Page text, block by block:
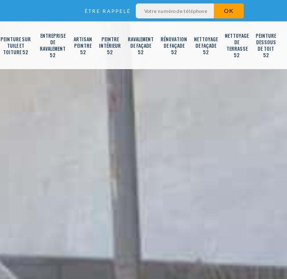
ÊTRE RAPPELÉ
PEINTURE SUR
TUILE ET
TOITURE 52
ENTREPRISE
DE
RAVALEMENT
52
ARTISAN
PEINTRE
52
PEINTRE
INTÉRIEUR
52
RAVALEMENT
DE FAÇADE
52
RÉNOVATION
DE FAÇADE
52
NETTOYAGE
DE FAÇADE
52
NETTOYAGE
DE
TERRASSE
52
PEINTURE
DESSOUS
DE TOIT
52